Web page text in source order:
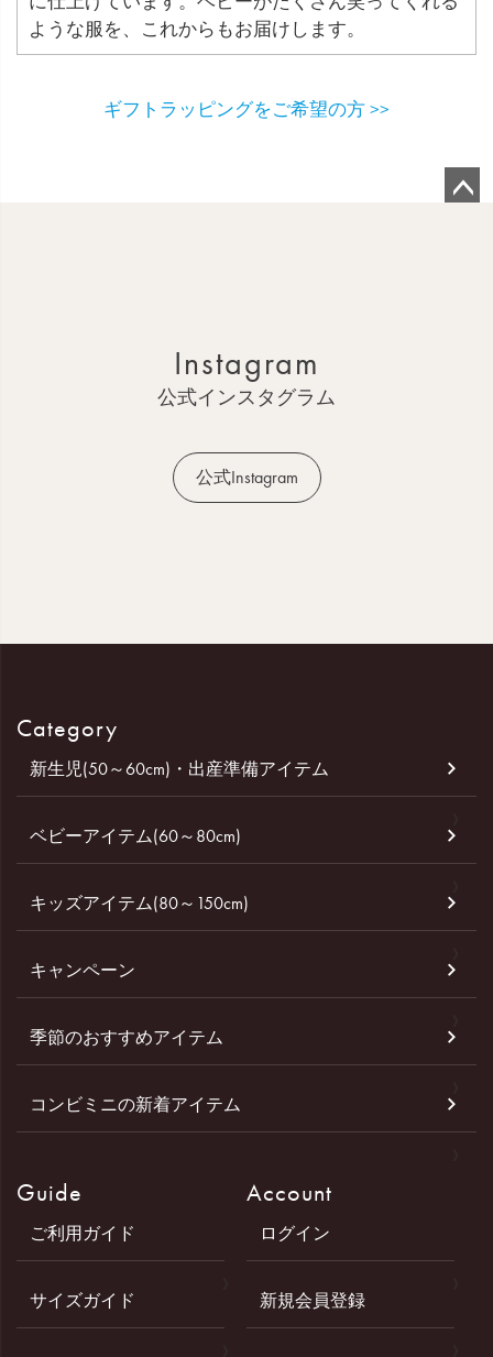
ような服を、これからもお届けします。
ギフトラッピングをご希望の方 >>
Instagram
公式インスタグラム
公式Instagram
Category
新生児(50～60cm)・出産準備アイテム
ベビーアイテム(60～80cm)
キッズアイテム(80～150cm)
キャンペーン
季節のおすすめアイテム
コンビミニの新着アイテム
Guide
ご利用ガイド
サイズガイド
Account
ログイン
新規会員登録